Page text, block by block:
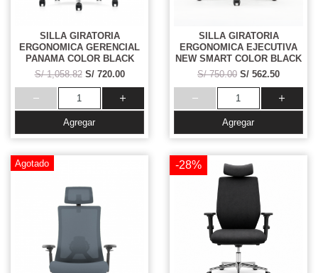
SILLA GIRATORIA
ERGONOMICA GERENCIAL
PANAMA COLOR BLACK
S/ 1,058.82 S/ 720.00
Agregar
SILLA GIRATORIA
ERGONOMICA EJECUTIVA
NEW SMART COLOR BLACK
S/ 750.00 S/ 562.50
Agregar
Agotado -28%